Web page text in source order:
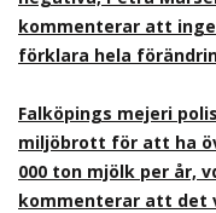
kommenterar att
förklara hela
Falköpings mejeri
miljöbrott för att ha
000 ton mjölk per år,
kommenterar att det